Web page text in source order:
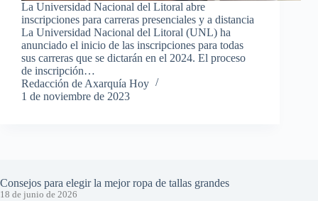
La Universidad Nacional del Litoral abre
inscripciones para carreras presenciales y a distancia
La Universidad Nacional del Litoral (UNL) ha
anunciado el inicio de las inscripciones para todas
sus carreras que se dictarán en el 2024. El proceso
de inscripción…
Redacción de Axarquía Hoy
1 de noviembre de 2023
Consejos para elegir la mejor ropa de tallas grandes
18 de junio de 2026